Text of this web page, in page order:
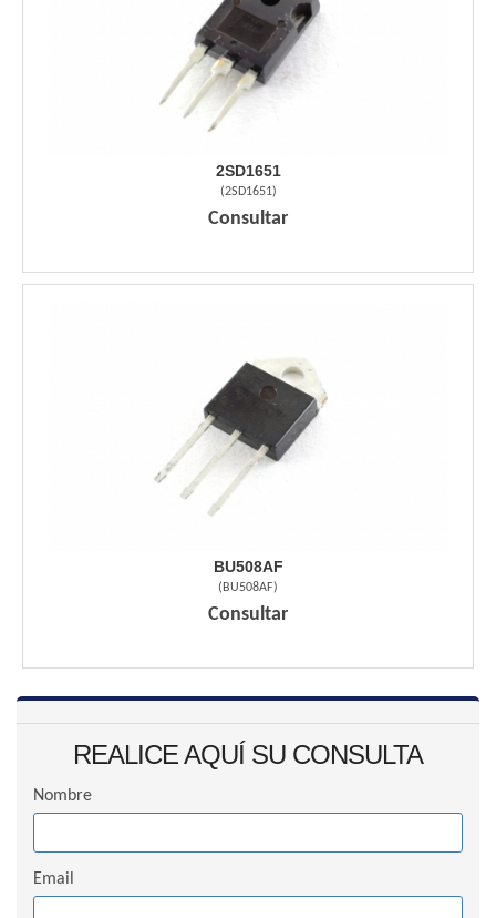
2SD1651
(2SD1651)
Consultar
BU508AF
( BU508AF)
Consultar
REALICE AQUÍ SU CONSULTA
Nombre
Email